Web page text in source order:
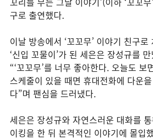
구로 출연했다.
이날 방송에서 ‘꼬꼬무’ 이야기 친구로
‘신입 꼬물이’가 된 세은은 장성규를
“‘꼬꼬무’를 너무 좋아한다. 오늘도 보
스케줄이 있을 때면 휴대전화에 다운
다”며 팬심을 드러냈다.
세은은 장성규와 자연스러운 대화를
이킹을 한 뒤 본격적인 이야기에 몰입